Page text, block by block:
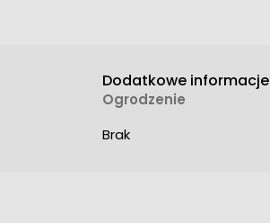
Dodatkowe informacje
Ogrodzenie
Brak